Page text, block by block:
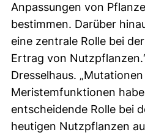
Anpassungen von
bestimmen. Darüber
eine zentrale Rolle bei
Ertrag von
Dresselhaus.
Meristemfunktionen
entscheidende Rolle bei
heutigen Nutzpflanzen